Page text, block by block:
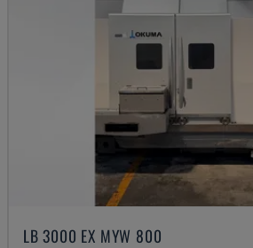
LB 3000 EX MYW 800